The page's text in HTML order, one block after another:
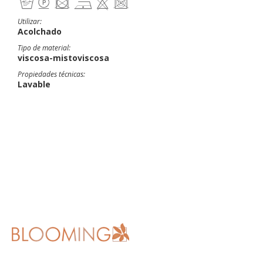
Utilizar:
Acolchado
Tipo de material:
viscosa-mistoviscosa
Propiedades técnicas:
Lavable